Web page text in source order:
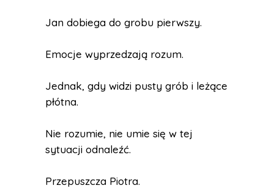
Jan dobiega do grobu pierwszy.
Emocje wyprzedzają rozum.
Jednak, gdy widzi pusty grób i leżące
płótna.
Nie rozumie, nie umie się w tej
sytuacji odnaleźć.
Przepuszcza Piotra.